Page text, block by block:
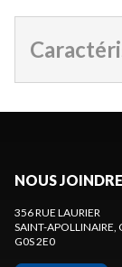
NOUS JOINDRE
356 RUE LAURIER
SAINT-APOLLINAIRE,
G0S 2E0